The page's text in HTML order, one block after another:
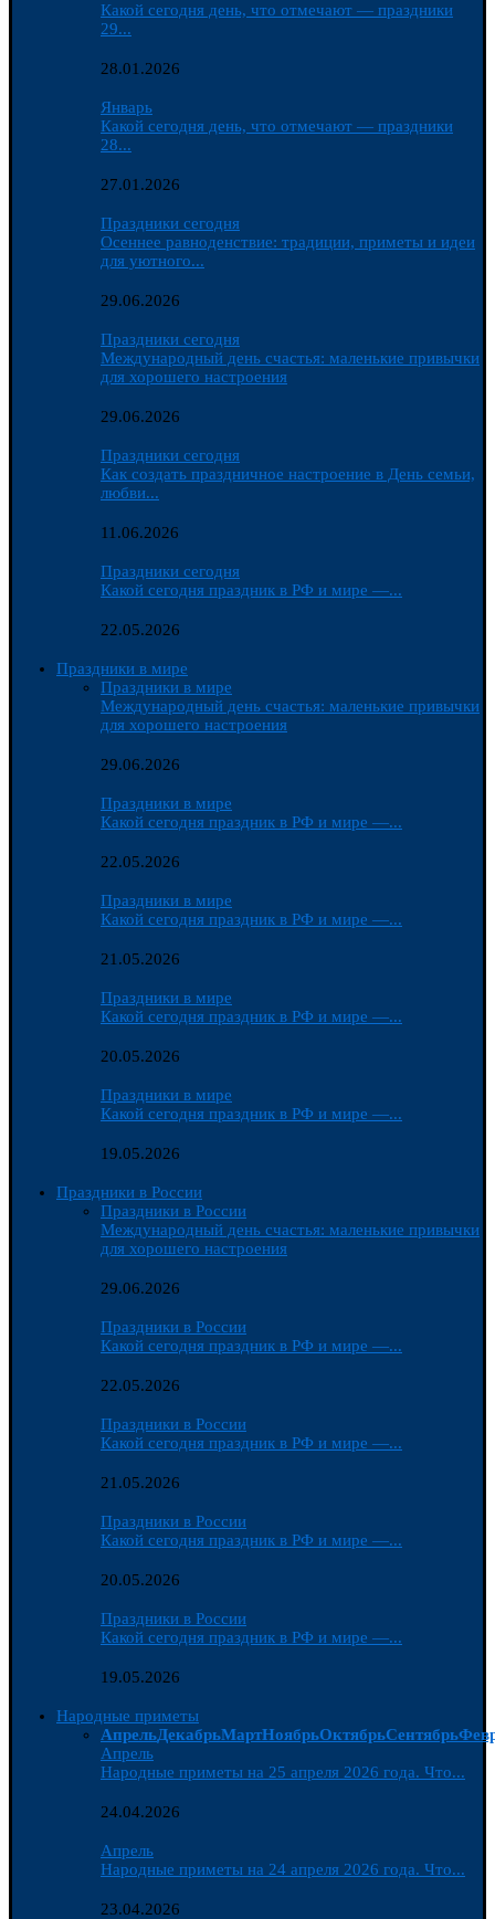
Какой сегодня день, что отмечают — праздники
29...
28.01.2026
Январь
Какой сегодня день, что отмечают — праздники
28...
27.01.2026
Праздники сегодня
Осеннее равноденствие: традиции, приметы и идеи
для уютного...
29.06.2026
Праздники сегодня
Международный день счастья: маленькие привычки
для хорошего настроения
29.06.2026
Праздники сегодня
Как создать праздничное настроение в День семьи,
любви...
11.06.2026
Праздники сегодня
Какой сегодня праздник в РФ и мире —...
22.05.2026
Праздники в мире
Праздники в мире
Международный день счастья: маленькие привычки
для хорошего настроения
29.06.2026
Праздники в мире
Какой сегодня праздник в РФ и мире —...
22.05.2026
Праздники в мире
Какой сегодня праздник в РФ и мире —...
21.05.2026
Праздники в мире
Какой сегодня праздник в РФ и мире —...
20.05.2026
Праздники в мире
Какой сегодня праздник в РФ и мире —...
19.05.2026
Праздники в России
Праздники в России
Международный день счастья: маленькие привычки
для хорошего настроения
29.06.2026
Праздники в России
Какой сегодня праздник в РФ и мире —...
22.05.2026
Праздники в России
Какой сегодня праздник в РФ и мире —...
21.05.2026
Праздники в России
Какой сегодня праздник в РФ и мире —...
20.05.2026
Праздники в России
Какой сегодня праздник в РФ и мире —...
19.05.2026
Народные приметы
АпрельДекабрьМартНоябрьОктябрьСентябрь
Апрель
Народные приметы на 25 апреля 2026 года. Что...
24.04.2026
Апрель
Народные приметы на 24 апреля 2026 года. Что...
23.04.2026